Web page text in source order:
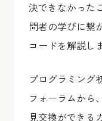
決できなかった
問者の学びに繋
コードを解説し
プログラミング
フォーラムから
見交換ができる